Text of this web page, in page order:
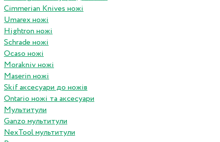
Cimmerian Knives ножі
Umarex ножі
Hightron ножі
Schrade ножі
Ocaso ножі
Morakniv ножі
Maserin ножі
Skif аксесуари до ножів
Ontario ножі та аксесуари
Мультитули
Ganzo мультитули
NexTool мультитули